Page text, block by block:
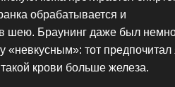
обрабатывается и
шею. Браунинг даже был
«невкусным»: тот предпочитал
крови больше железа.